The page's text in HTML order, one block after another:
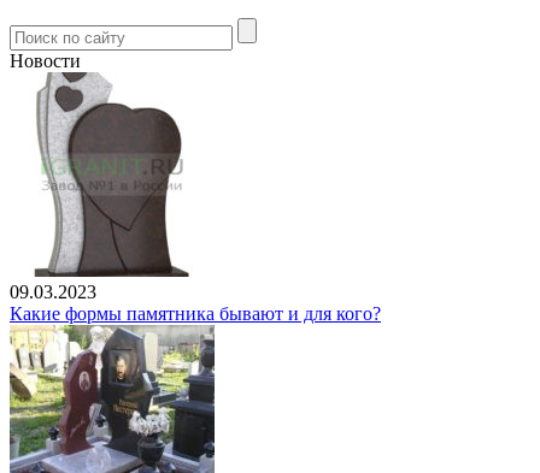
Новости
09.03.2023
Какие формы памятника бывают и для кого?